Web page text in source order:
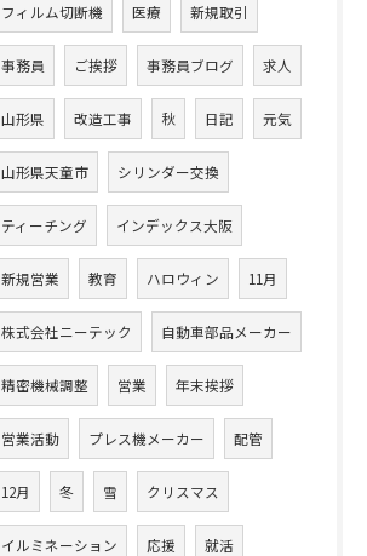
フィルム切断機 医療 新規取引
事務員 ご挨拶 事務員ブログ 求人
山形県 改造工事 秋 日記 元気
山形県天童市 シリンダー交換
ティーチング インデックス大阪
新規営業 教育 ハロウィン 11月
株式会社ニーテック 自動車部品メーカー
精密機械調整 営業 年末挨拶
営業活動 プレス機メーカー 配管
12月 冬 雪 クリスマス
イルミネーション 応援 就活